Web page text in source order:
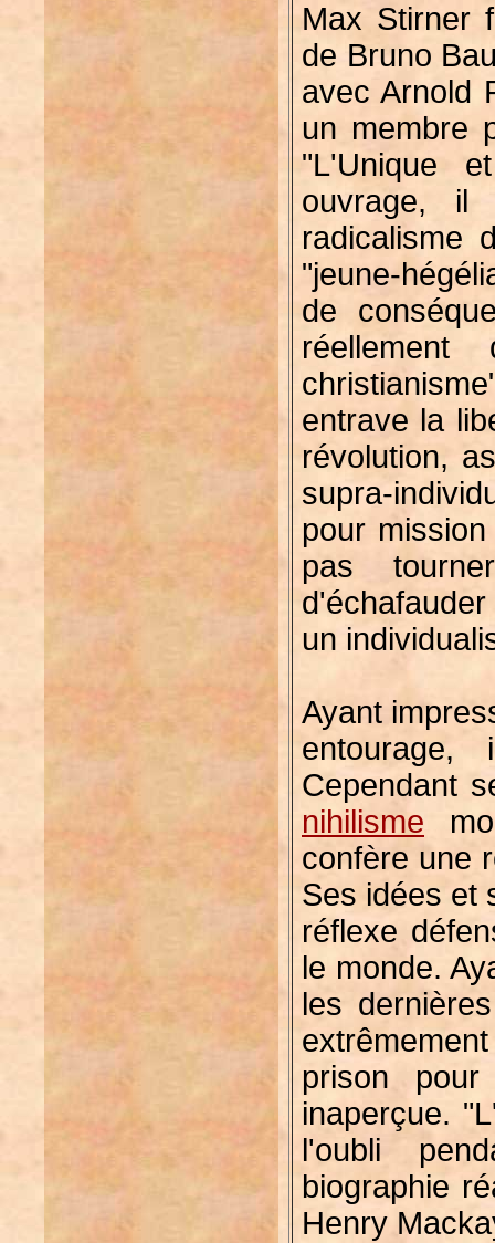
Max Stirner
de Bruno
avec Arnold
un membre
"L'Unique
ouvrage,
radicalisme
"jeune-
de
entrave la
révolution,
supra-
pour
pas
un
Ayant
Cependant
nihilisme
confère une
Ses idées et
réflexe
le monde.
les
prison
inaperçue.
l'oubli
biographie
Henry